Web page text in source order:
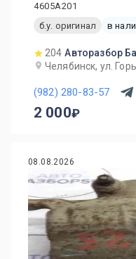
4605A201
б.у. оригинал
в
204 Авторазбор
Челябинск, ул.
(982) 280-83-57
2 000
08.08.2026